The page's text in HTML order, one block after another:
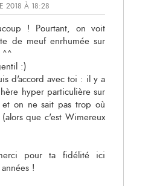
2018 À 18:28
! Pourtant, on voit
de meuf enrhumée sur
^^
:)
d'accord avec toi : il y a
hyper particulière sur
et on ne sait pas trop où
que c'est Wimereux
pour ta fidélité ici
!